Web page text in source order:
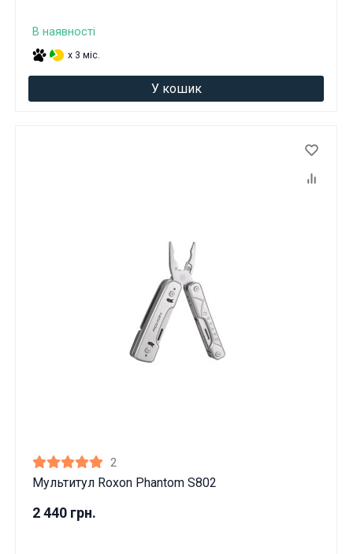
В наявності
x 3 міс.
У кошик
2
Мультитул Roxon Phantom S802
2 440 грн.